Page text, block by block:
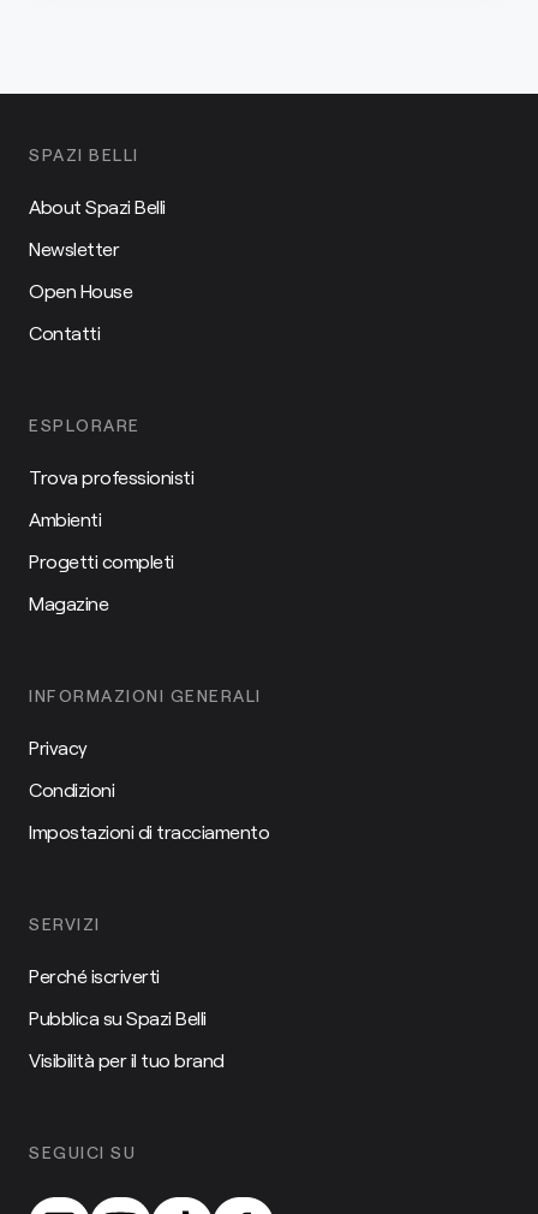
SPAZI BELLI
About Spazi Belli
Newsletter
Open House
Contatti
ESPLORARE
Trova professionisti
Ambienti
Progetti completi
Magazine
INFORMAZIONI GENERALI
Privacy
Condizioni
Impostazioni di tracciamento
SERVIZI
Perché iscriverti
Pubblica su Spazi Belli
Visibilità per il tuo brand
SEGUICI SU